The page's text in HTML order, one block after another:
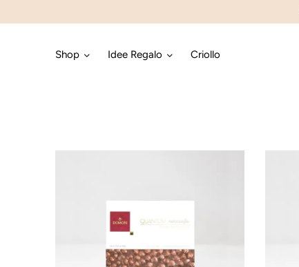
Shop Idee Regalo Criollo